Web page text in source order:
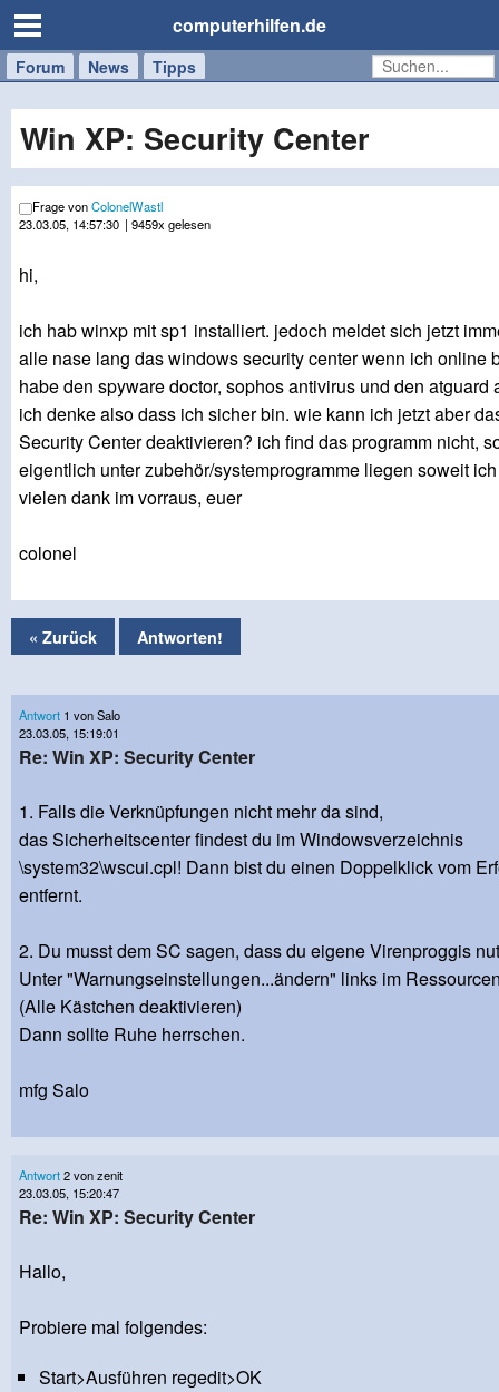
computerhilfen.de
Forum News Tipps
Handy
Tablet
Windows
Mac
Win XP: Security Center
Frage vonColonelWastl
23.03.05, 14:57:30 | 9459x gelesen
hi,
ich hab winxp mit sp1 installiert. jedoch meldet sich jetzt
alle nase lang das windows security center wenn ich online
habe den spyware doctor, sophos antivirus und den atguard
ich denke also dass ich sicher bin. wie kann ich jetzt aber
Security Center deaktivieren? ich find das programm nicht,
eigentlich unter zubehör/systemprogramme liegen soweit
vielen dank im vorraus, euer
colonel
« Zurück Antworten!
Antwort 1 von Salo
23.03.05, 15:19:01
Re: Win XP: Security Center
1. Falls die Verknüpfungen nicht mehr da sind,
das Sicherheitscenter findest du im Windowsverzeichnis
\system32\wscui.cpl! Dann bist du einen Doppelklick vom
entfernt.
2. Du musst dem SC sagen, dass du eigene Virenproggis
Unter "Warnungseinstellungen...ändern" links im
(Alle Kästchen deaktivieren)
Dann sollte Ruhe herrschen.
mfg Salo
Antwort2 von zenit
23.03.05, 15:20:47
Re: Win XP: Security Center
Hallo,
Probiere mal folgendes:
Start>Ausführen regedit>OK